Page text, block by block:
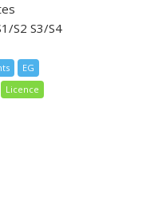
S2 S3/S4
EG
Licence